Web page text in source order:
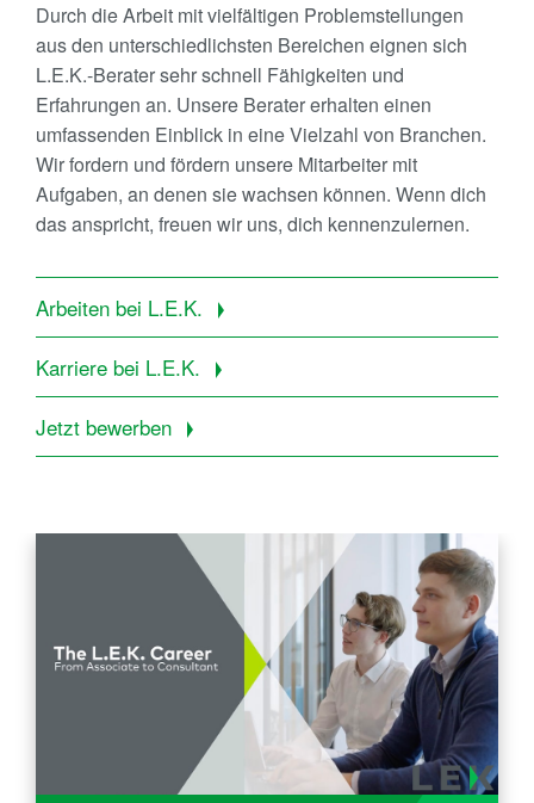
Durch die Arbeit mit vielfältigen Problemstellungen
aus den unterschiedlichsten Bereichen eignen sich
L.E.K.-Berater sehr schnell Fähigkeiten und
Erfahrungen an. Unsere Berater erhalten einen
umfassenden Einblick in eine Vielzahl von Branchen.
Wir fordern und fördern unsere Mitarbeiter mit
Aufgaben, an denen sie wachsen können. Wenn dich
das anspricht, freuen wir uns, dich kennenzulernen.
Arbeiten bei L.E.K.
Karriere bei L.E.K.
Jetzt bewerben